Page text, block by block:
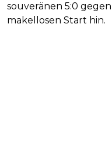
souveränen 5:0
makellosen Start hin.